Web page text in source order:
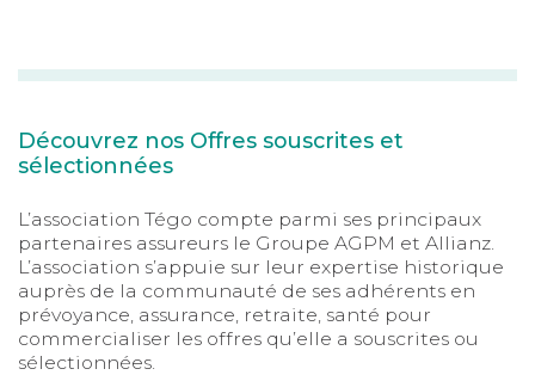
Découvrez nos Offres souscrites et
sélectionnées
L’association Tégo compte parmi ses principaux
partenaires assureurs le Groupe AGPM et Allianz.
L’association s’appuie sur leur expertise historique
auprès de la communauté de ses adhérents en
prévoyance, assurance, retraite, santé pour
commercialiser les offres qu’elle a souscrites ou
sélectionnées.